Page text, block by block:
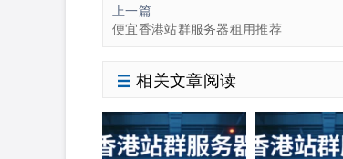
上一篇
便宜香港站群服务器租用推荐
相关文章阅读